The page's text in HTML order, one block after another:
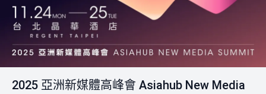
2025 亞洲新媒體高峰會 Asiahub New Media